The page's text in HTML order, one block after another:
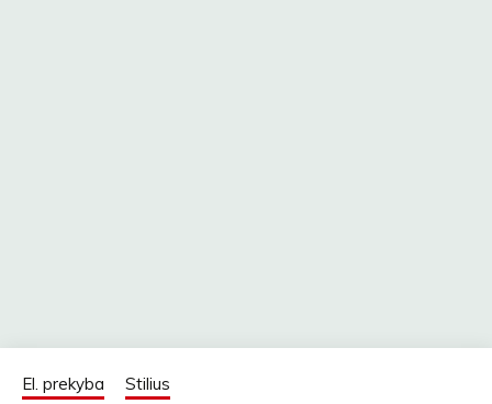
El. prekyba Stilius